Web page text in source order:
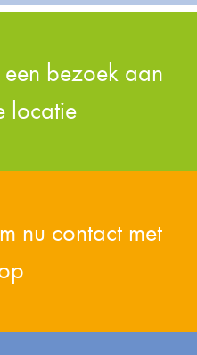
een bezoek aan
locatie
nu contact met